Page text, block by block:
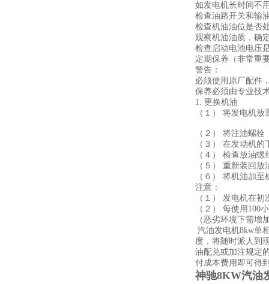
如发电机长时间不
检查油路开关和输
检查机油油位是否
观察机油油质，确
检查启动电池电压
定期保养（非常重
警告：
必须使用原厂配件
保养必须由专业技
1. 更换机油
（１） 将发电机
（２） 将注油螺
（３） 在发动机
（４） 检查放油
（５） 重新装回
（６） 将机油加
注意：
（１） 发电机在
（２） 每使用100
（恶劣环境下需增
汽油发电机8kw单
度，将随时派人到
油配兑或加注规定
付成本费用即可得
神驰8KW汽油